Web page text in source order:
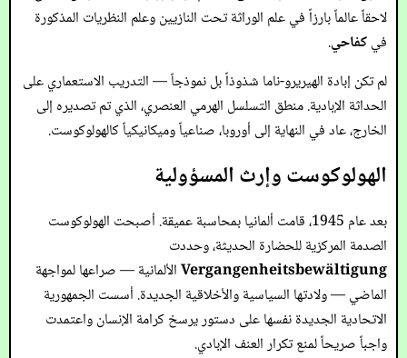
لاحقاً عالماً بارزاً في علم الوراثة تحت النازيين وعلم النظريات المذكورة
فيكفاحي.
لم تكن إبادة الهيريرو-ناما شذوذاً بل نموذجاً — التدريب الاستعماري على
الحداثة الإبادية. منطق التسلسل الهرمي العنصري، الذي تم تصديره إلى
الخارج، عاد في النهاية إلى أوروبا، صناعياً وميكانيكياً كالهولوكوست.
الهولوكوست وإرث المسؤولية
بعد عام 1945، قامت ألمانيا بمحاسبة عميقة. أصبحت الهولوكوست
الصدمة المركزية للحضارة الحديثة، وحددت
Vergangenheitsbewältigungالألمانية — صراعها لمواجهة
الماضي — ولادتها السياسية والأخلاقية الجديدة. أسست الجمهورية
الاتحادية الجديدة نفسها على دستور يرسخ كرامة الإنسان واعتمدت
واجباً صريحاً لمنع تكرار العنف الإبادي.